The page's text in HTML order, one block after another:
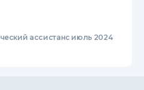
ассистанс июль 2024